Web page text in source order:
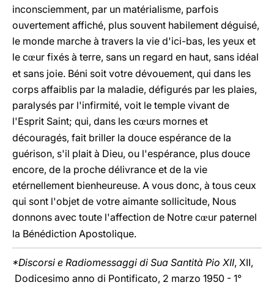
inconsciemment, par un matérialisme, parfois
ouvertement affiché, plus souvent habilement déguisé,
le monde marche à travers la vie d'ici-bas, les yeux et
le cœur fixés à terre, sans un regard en haut, sans idéal
et sans joie. Béni soit votre dévouement, qui dans les
corps affaiblis par la maladie, défigurés par les plaies,
paralysés par l'infirmité, voit le temple vivant de
l'Esprit Saint; qui, dans les cœurs mornes et
découragés, fait briller la douce espérance de la
guérison, s'il plait à Dieu, ou l'espérance, plus douce
encore, de la proche délivrance et de la vie
etérnellement bienheureuse. A vous donc, à tous ceux
qui sont l'objet de votre aimante sollicitude, Nous
donnons avec toute l'affection de Notre cœur paternel
la Bénédiction Apostolique.
*Discorsi e Radiomessaggi di Sua Santità Pio XII, XII,
Dodicesimo anno di Pontificato, 2 marzo 1950 - 1°